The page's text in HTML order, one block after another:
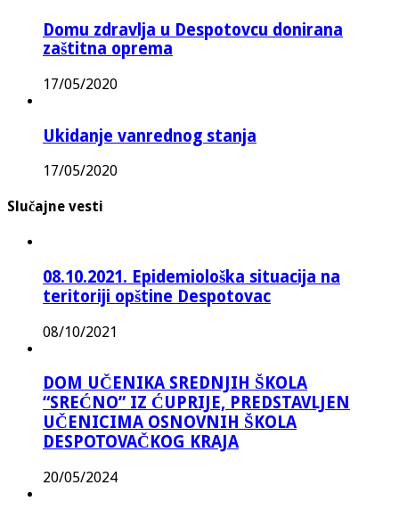
Domu zdravlja u Despotovcu donirana
zaštitna oprema
17/05/2020
Ukidanje vanrednog stanja
17/05/2020
Slučajne vesti
08.10.2021. Epidemiološka situacija na
teritoriji opštine Despotovac
08/10/2021
DOM UČENIKA SREDNJIH ŠKOLA
“SREĆNO” IZ ĆUPRIJE, PREDSTAVLJEN
UČENICIMA OSNOVNIH ŠKOLA
DESPOTOVAČKOG KRAJA
20/05/2024